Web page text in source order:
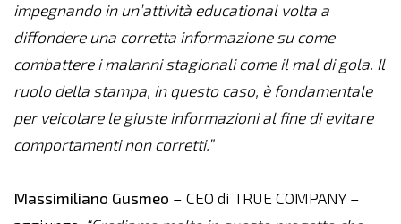
impegnando in un’attività educational volta a
diffondere una corretta informazione su come
combattere i malanni stagionali come il mal di gola. Il
ruolo della stampa, in questo caso, è fondamentale
per veicolare le giuste informazioni al fine di evitare
comportamenti non corretti.”
Massimiliano Gusmeo – CEO di TRUE COMPANY –